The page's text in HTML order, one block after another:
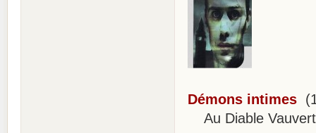
Démons intimes
Au Diable